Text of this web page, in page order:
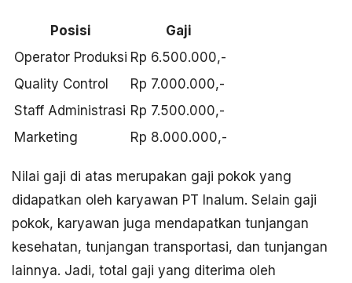
Posisi
Gaji
Operator Produksi Rp 6.500.000,-
Quality Control
Rp 7.000.000,-
Staff Administrasi Rp 7.500.000,-
Marketing
Rp 8.000.000,-
Nilai gaji di atas merupakan gaji pokok yang
didapatkan oleh karyawan PT Inalum. Selain gaji
pokok, karyawan juga mendapatkan tunjangan
kesehatan, tunjangan transportasi, dan tunjangan
lainnya. Jadi, total gaji yang diterima oleh